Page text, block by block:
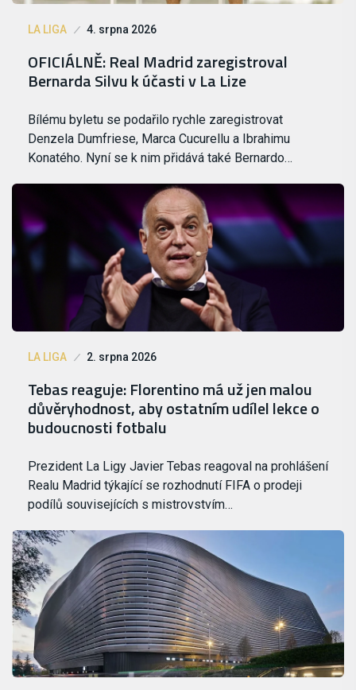
LA LIGA 4. srpna 2026
OFICIÁLNĚ: Real Madrid zaregistroval
Bernarda Silvu k účasti v La Lize
Bílému byletu se podařilo rychle zaregistrovat
Denzela Dumfriese, Marca Cucurellu a Ibrahimu
Konatého. Nyní se k nim přidává také Bernardo…
LA LIGA 2. srpna 2026
Tebas reaguje: Florentino má už jen malou
důvěryhodnost, aby ostatním udílel lekce o
budoucnosti fotbalu
Prezident La Ligy Javier Tebas reagoval na prohlášení
Realu Madrid týkající se rozhodnutí FIFA o prodeji
podílů souvisejících s mistrovstvím…